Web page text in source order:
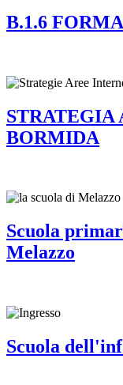
B.1.6
STRATEGIA
BORMIDA
Scuola
Melazzo
Scuola